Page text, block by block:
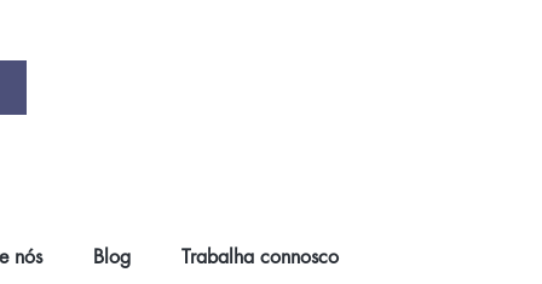
nós Blog Trabalha connosco